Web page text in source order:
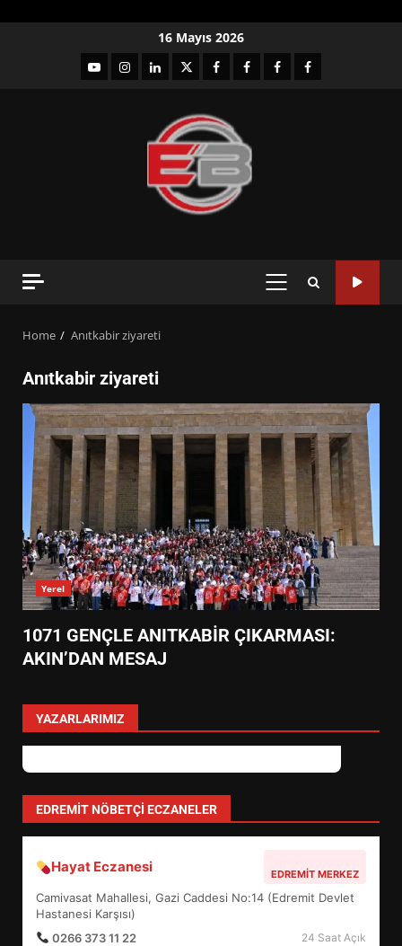
16 Mayıs 2026
YouTubeInstagram
LinkedIntwitterfacebook-Facebook-
Facebook-Facebook-
PRIMARY
Home Anıtkabir ziyareti
Anıtkabir ziyareti
Yerel
1071 GENÇLE ANITKABİR ÇIKARMASI:
AKIN’DAN MESAJ
YAZARLARIMIZ
EDREMIT NÖBETÇI ECZANELER
Hayat Eczanesi EDREMIT MERKEZ
Camivasat Mahallesi, Gazi Caddesi No:14 (Edremit Devlet
Hastanesi Karşısı)
0266 373 11 22
24 Saat Açık
3
BÜYÜKELÇİSİ BRİZUELA’YI
4
BURHANİYE’DE PARK VE YEŞİL
ALANLARDA YOĞUN MESAİ